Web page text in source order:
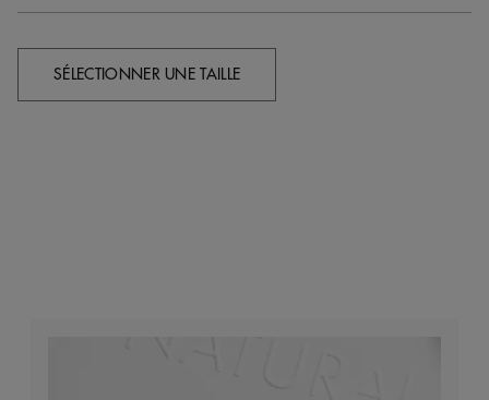
SÉLECTIONNER UNE TAILLE